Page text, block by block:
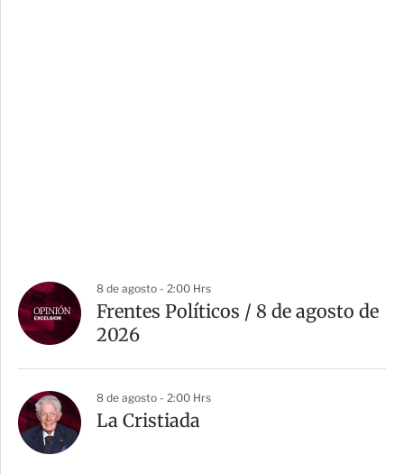
8 de agosto - 2:00 Hrs
Frentes Políticos / 8 de agosto de
2026
8 de agosto - 2:00 Hrs
La Cristiada